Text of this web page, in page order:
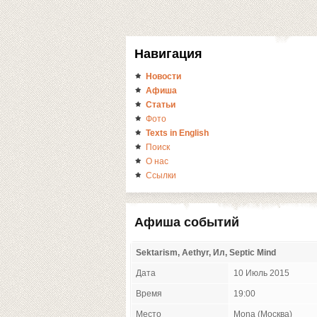
Навигация
Новости
Афиша
Статьи
Фото
Texts in English
Поиск
О нас
Ссылки
Афиша событий
Sektarism, Aethyr, Ил, Septic Mind
Дата 10 Июль 2015
Время 19:00
Место Mona (Москва)